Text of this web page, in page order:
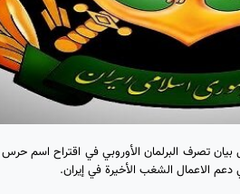
بيان تصرف البرلمان الأوروبي في اقتراح اسم حرس
الاعمال الشغب الأخيرة في إيران.